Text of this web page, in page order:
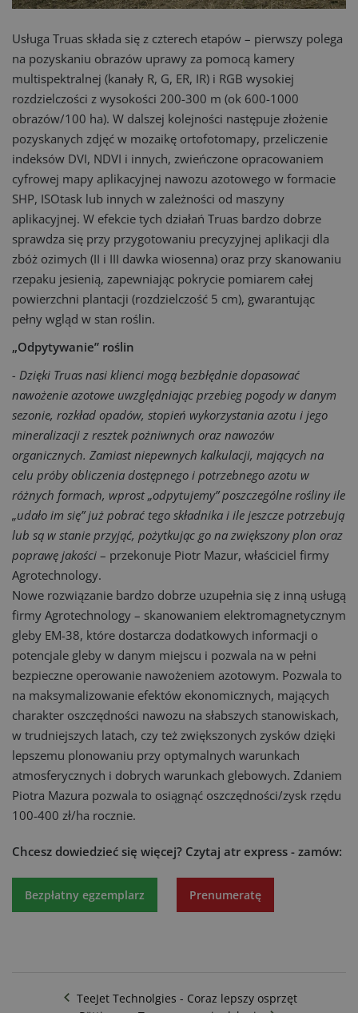
Usługa Truas składa się z czterech etapów – pierwszy polega
na pozyskaniu obrazów uprawy za pomocą kamery
multispektralnej (kanały R, G, ER, IR) i RGB wysokiej
rozdzielczości z wysokości 200-300 m (ok 600-1000
obrazów/100 ha). W dalszej kolejności następuje złożenie
pozyskanych zdjęć w mozaikę ortofotomapy, przeliczenie
indeksów DVI, NDVI i innych, zwieńczone opracowaniem
cyfrowej mapy aplikacyjnej nawozu azotowego w formacie
SHP, ISOtask lub innych w zależności od maszyny
aplikacyjnej. W efekcie tych działań Truas bardzo dobrze
sprawdza się przy przygotowaniu precyzyjnej aplikacji dla
zbóż ozimych (II i III dawka wiosenna) oraz przy skanowaniu
rzepaku jesienią, zapewniając pokrycie pomiarem całej
powierzchni plantacji (rozdzielczość 5 cm), gwarantując
pełny wgląd w stan roślin.
„Odpytywanie” roślin
- Dzięki Truas nasi klienci mogą bezbłędnie dopasować
nawożenie azotowe uwzględniając przebieg pogody w danym
sezonie, rozkład opadów, stopień wykorzystania azotu i jego
mineralizacji z resztek pożniwnych oraz nawozów
organicznych. Zamiast niepewnych kalkulacji, mających na
celu próby obliczenia dostępnego i potrzebnego azotu w
różnych formach, wprost „odpytujemy” poszczególne rośliny ile
„udało im się” już pobrać tego składnika i ile jeszcze potrzebują
lub są w stanie przyjąć, pożytkując go na zwiększony plon oraz
poprawę jakości – przekonuje Piotr Mazur, właściciel firmy
Agrotechnology.
Nowe rozwiązanie bardzo dobrze uzupełnia się z inną usługą
firmy Agrotechnology – skanowaniem elektromagnetycznym
gleby EM-38, które dostarcza dodatkowych informacji o
potencjale gleby w danym miejscu i pozwala na w pełni
bezpieczne operowanie nawożeniem azotowym. Pozwala to
na maksymalizowanie efektów ekonomicznych, mających
charakter oszczędności nawozu na słabszych stanowiskach,
w trudniejszych latach, czy też zwiększonych zysków dzięki
lepszemu plonowaniu przy optymalnych warunkach
atmosferycznych i dobrych warunkach glebowych. Zdaniem
Piotra Mazura pozwala to osiągnąć oszczędności/zysk rzędu
100-400 zł/ha rocznie.
Chcesz dowiedzieć się więcej? Czytaj atr express - zamów:
Bezpłatny egzemplarz Prenumeratę
TeeJet Technolgies - Coraz lepszy osprzęt